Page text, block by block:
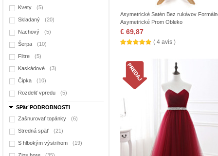
Kvety (5)
Skladaný (20)
Nachový (5)
Šerpa (10)
Flitre (5)
Kaskádové (3)
Čipka (10)
Rozdeliť vpredu (5)
SPäť PODROBNOSTI
Zašnurovať topánky
(6)
Stredná späť (21)
S hlbokým výstrihom (19)
Asymetrické Satén Bez rukávov
Asymetrické Prom Obleko
€ 69,87
( 4 avis )